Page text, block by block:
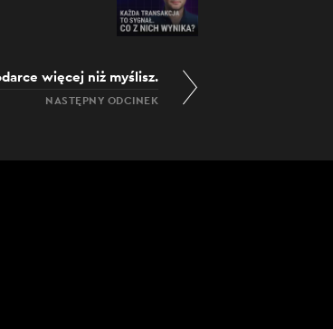
więcej niż myślisz.
NASTĘPNY ODCINEK